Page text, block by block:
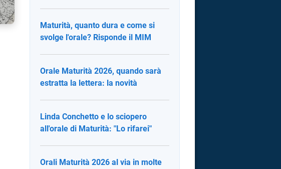
Maturità, quanto dura e come si
svolge l'orale? Risponde il MIM
Orale Maturità 2026, quando sarà
estratta la lettera: la novità
Linda Conchetto e lo sciopero
all'orale di Maturità: "Lo rifarei"
Orali Maturità 2026 al via in molte